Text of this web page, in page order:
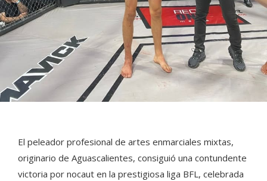
El peleador profesional de artes enmarciales mixtas,
originario de Aguascalientes, consiguió una contundente
victoria por nocaut en la prestigiosa liga BFL, celebrada